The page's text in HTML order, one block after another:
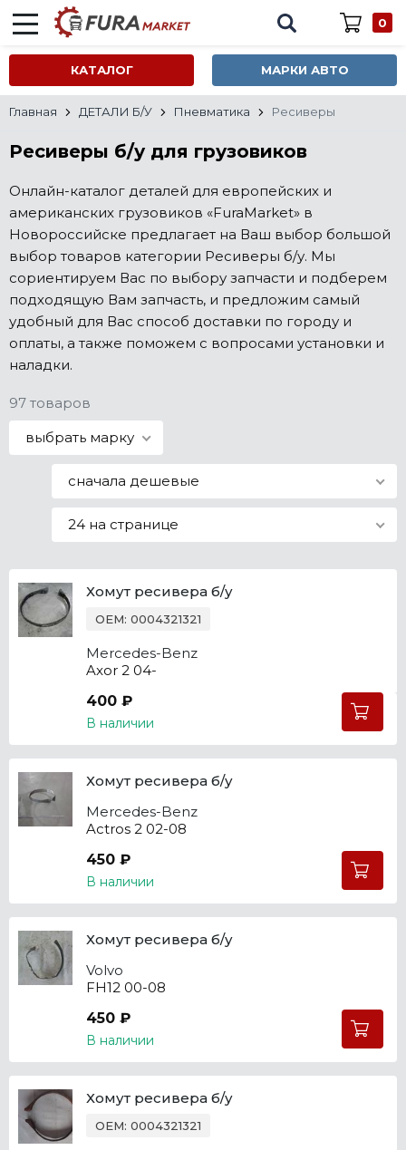
0
КАТАЛОГ МАРКИ АВТО
Главная ДЕТАЛИ Б/У Пневматика Ресиверы
Ресиверы б/у для грузовиков
Онлайн-каталог деталей для европейских и
американских грузовиков «FuraMarket» в
Новороссийске предлагает на Ваш выбор большой
выбор товаров категории Ресиверы б/у. Мы
сориентируем Вас по выбору запчасти и подберем
подходящую Вам запчасть, и предложим самый
удобный для Вас способ доставки по городу и
оплаты, а также поможем с вопросами установки и
наладки.
97 товаров
выбрать марку
сначала дешевые
24 на странице
Хомут ресивера б/у
OEM: 0004321321
Mercedes-Benz
Axor 2 04-
400 ₽
В наличии
Хомут ресивера б/у
Mercedes-Benz
Actros 2 02-08
450 ₽
В наличии
Хомут ресивера б/у
Volvo
FH12 00-08
450 ₽
В наличии
Хомут ресивера б/у
OEM: 0004321321